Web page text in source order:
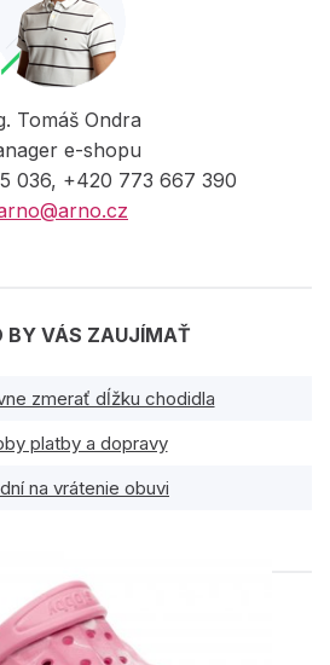
Tomáš Ondra
e-shopu
036, +420 773 667 390
BY VÁS ZAUJÍMAŤ
zmerať dĺžku chodidla
platby a dopravy
na vrátenie obuvi
PRODUKTY